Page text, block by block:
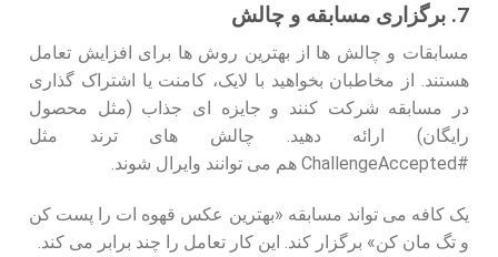
7. برگزاری مسابقه و چالش
مسابقات و چالش‌ ها از بهترین روش‌ ها برای افزایش تعامل
هستند. از مخاطبان بخواهید با لایک، کامنت یا اشتراک‌ گذاری
در مسابقه شرکت کنند و جایزه‌ ای جذاب (مثل محصول
رایگان) ارائه دهید. چالش‌ های ترند مثل
#ChallengeAccepted هم می‌ توانند وایرال شوند.
یک کافه می‌ تواند مسابقه «بهترین عکس قهوه‌ ات را پست کن
و تگ‌ مان کن» برگزار کند. این کار تعامل را چند برابر می‌ کند.